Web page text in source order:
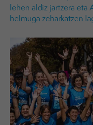
lehen aldiz jartzera eta
helmuga zeharkatzen